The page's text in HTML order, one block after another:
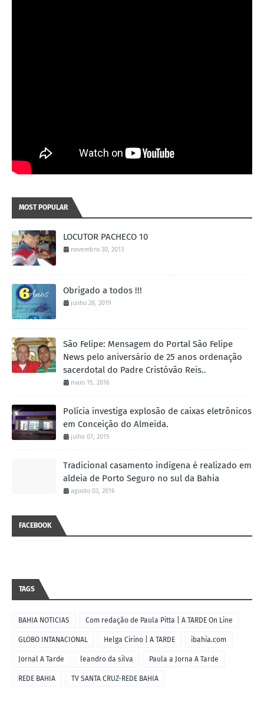
MOST POPULAR
LOCUTOR PACHECO 10
novembro 30, 2013
Obrigado a todos !!!
junho 28, 2019
São Felipe: Mensagem do Portal São Felipe
News pelo aniversário de 25 anos ordenação
sacerdotal do Padre Cristóvão Reis..
maio 15, 2016
Polícia investiga explosão de caixas eletrônicos
em Conceição do Almeida.
julho 07, 2015
Tradicional casamento indígena é realizado em
aldeia de Porto Seguro no sul da Bahia
agosto 03, 2016
FACEBOOK
TAGS
BAHIA NOTICIAS Com redação de Paula Pitta | A TARDE On Line
GLOBO INTANACIONAL Helga Cirino | A TARDE ibahia.com
Jornal A Tarde leandro da silva Paula a Jorna A Tarde
REDE BAHIA TV SANTA CRUZ-REDE BAHIA